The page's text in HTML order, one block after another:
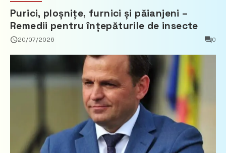
Purici, ploșnițe, furnici și păianjeni –
Remedii pentru înțepăturile de insecte
20/07/2026 0